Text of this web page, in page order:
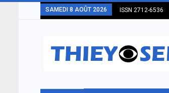
SAMEDI 8 AOÛT 2026 ISSN 2712-6536